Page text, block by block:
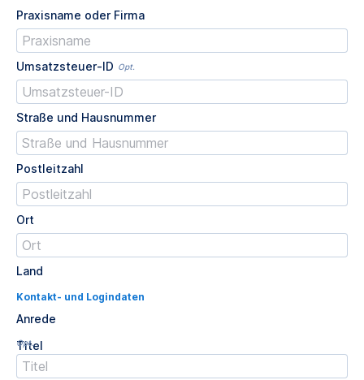
Praxisname oder Firma
Umsatzsteuer-ID Opt.
Straße und Hausnummer
Postleitzahl
Ort
Land
Kontakt- und Logindaten
Anrede
Titel
Opt.